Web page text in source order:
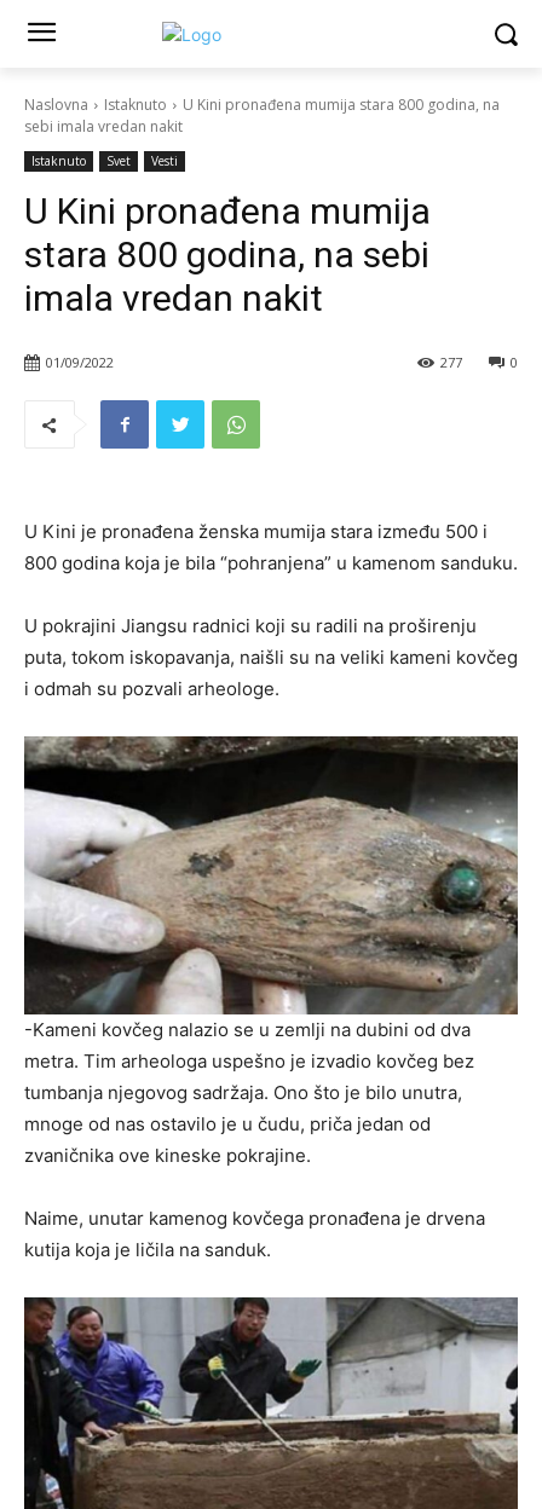
Naslovna Istaknuto
U Kini pronađena mumija stara 800 godina, na
sebi imala vredan nakit
Istaknuto Svet Vesti
U Kini pronađena mumija
stara 800 godina, na sebi
imala vredan nakit
01/09/2022 0
277
U Kini je pronađena ženska mumija stara između 500 i
800 godina koja je bila “pohranjena” u kamenom sanduku.
U pokrajini Jiangsu radnici koji su radili na proširenju
puta, tokom iskopavanja, naišli su na veliki kameni kovčeg
i odmah su pozvali arheologe.
-Kameni kovčeg nalazio se u zemlji na dubini od dva
metra. Tim arheologa uspešno je izvadio kovčeg bez
tumbanja njegovog sadržaja. Ono što je bilo unutra,
mnoge od nas ostavilo je u čudu, priča jedan od
zvaničnika ove kineske pokrajine.
Naime, unutar kamenog kovčega pronađena je drvena
kutija koja je ličila na sanduk.